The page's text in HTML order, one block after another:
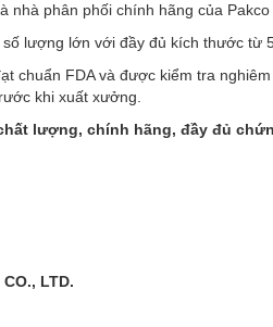
nhà phân phối chính hãng của Pakco
lượng lớn với đầy đủ kích thước từ
chuẩn FDA và được kiểm tra
khi xuất xưởng.
lượng, chính hãng, đầy đủ
LTD.